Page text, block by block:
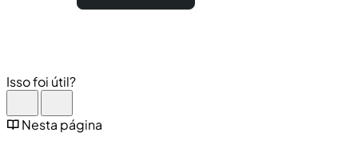
Isso foi útil?
Nesta página